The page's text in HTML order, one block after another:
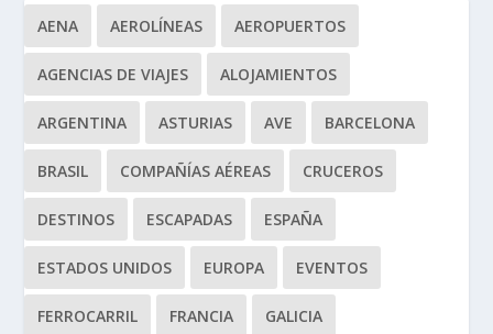
AENA AEROLÍNEAS AEROPUERTOS
AGENCIAS DE VIAJES ALOJAMIENTOS
ARGENTINA ASTURIAS AVE BARCELONA
BRASIL COMPAÑÍAS AÉREAS CRUCEROS
DESTINOS ESCAPADAS ESPAÑA
ESTADOS UNIDOS EUROPA EVENTOS
FERROCARRIL FRANCIA GALICIA